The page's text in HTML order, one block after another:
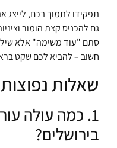
תפקידו לתמוך בכם, לייצג
גם להכניס קצת הומור
סתם "עוד משימה" אלא
חשוב – להביא לכם שקט
שאלות נפוצות
1. כמה עולה
בירושלים?